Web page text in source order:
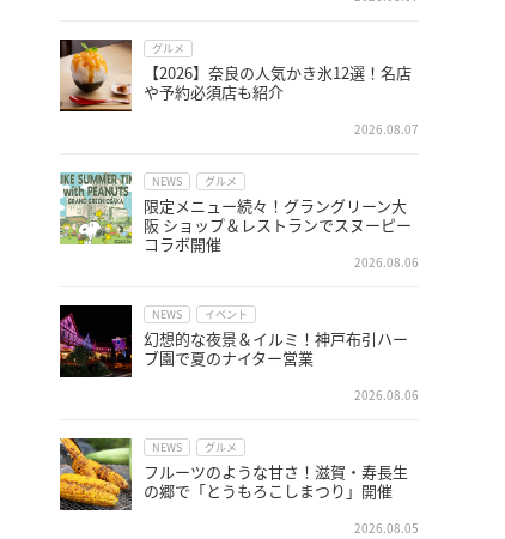
グルメ
【2026】奈良の人気かき氷12選！名店
や予約必須店も紹介
2026.08.07
NEWS グルメ
限定メニュー続々！グラングリーン大
阪 ショップ＆レストランでスヌーピー
コラボ開催
2026.08.06
NEWS イベント
幻想的な夜景＆イルミ！神戸布引ハー
ブ園で夏のナイター営業
2026.08.06
NEWS グルメ
フルーツのような甘さ！滋賀・寿長生
の郷で「とうもろこしまつり」開催
2026.08.05